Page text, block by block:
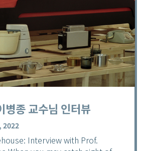
병종 교수님 인터뷰
2022
Interview with Prof.